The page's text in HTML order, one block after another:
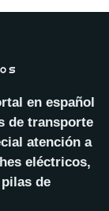
en español
de transporte
atención a
eléctricos,
de